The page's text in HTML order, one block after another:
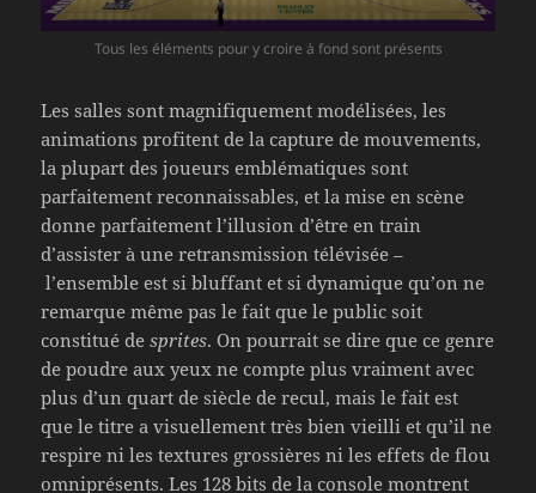
Tous les éléments pour y croire à fond sont présents
Les salles sont magnifiquement modélisées, les
animations profitent de la capture de mouvements,
la plupart des joueurs emblématiques sont
parfaitement reconnaissables, et la mise en scène
donne parfaitement l’illusion d’être en train
d’assister à une retransmission télévisée –
l’ensemble est si bluffant et si dynamique qu’on ne
remarque même pas le fait que le public soit
constitué desprites. On pourrait se dire que ce genre
de poudre aux yeux ne compte plus vraiment avec
plus d’un quart de siècle de recul, mais le fait est
que le titre a visuellement très bien vieilli et qu’il ne
respire ni les textures grossières ni les effets de flou
omniprésents. Les 128 bits de la console montrent